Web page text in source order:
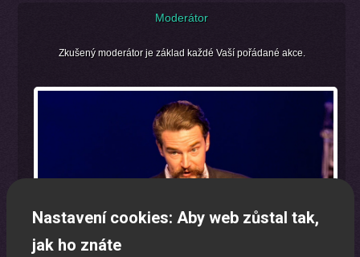
Moderátor
Zkušený moderátor je základ každé Vaší pořádané akce.
Nastavení cookies: Aby web zůstal tak,
jak ho znáte